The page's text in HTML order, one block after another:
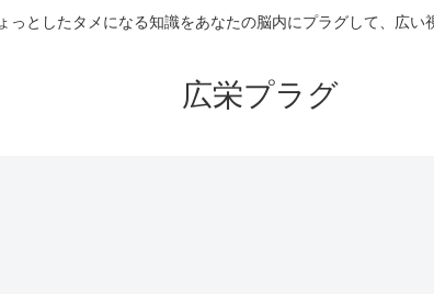
としたタメになる知識をあなたの脳内にプラグして、広い
広栄プラグ